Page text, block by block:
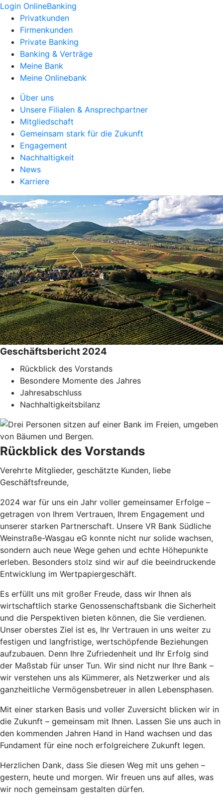
Login OnlineBanking
Privatkunden
Firmenkunden
Private Banking
Banking & Verträge
Meine Bank
Meine Onlinebank
Über uns
Unsere Filialen & Ansprechpartner
Mitgliedschaft
Gemeinsam stark für die Zukunft
Engagement
Nachhaltigkeit
News
Karriere
Geschäftsbericht 2024
Rückblick des Vorstands
Besondere Momente des Jahres
Jahresabschluss
Nachhaltigkeitsbilanz
Rückblick des Vorstands
Verehrte Mitglieder, geschätzte Kunden, liebe
Geschäftsfreunde,
2024 war für uns ein Jahr voller gemeinsamer Erfolge –
getragen von Ihrem Vertrauen, Ihrem Engagement und
unserer starken Partnerschaft. Unsere VR Bank Südliche
Weinstraße-Wasgau eG konnte nicht nur solide wachsen,
sondern auch neue Wege gehen und echte Höhepunkte
erleben. Besonders stolz sind wir auf die beeindruckende
Entwicklung im Wertpapiergeschäft.
Es erfüllt uns mit großer Freude, dass wir Ihnen als
wirtschaftlich starke Genossenschaftsbank die Sicherheit
und die Perspektiven bieten können, die Sie verdienen.
Unser oberstes Ziel ist es, Ihr Vertrauen in uns weiter zu
festigen und langfristige, wertschöpfende Beziehungen
aufzubauen. Denn Ihre Zufriedenheit und Ihr Erfolg sind
der Maßstab für unser Tun. Wir sind nicht nur Ihre Bank –
wir verstehen uns als Kümmerer, als Netzwerker und als
ganzheitliche Vermögensbetreuer in allen Lebensphasen.
Mit einer starken Basis und voller Zuversicht blicken wir in
die Zukunft – gemeinsam mit Ihnen. Lassen Sie uns auch in
den kommenden Jahren Hand in Hand wachsen und das
Fundament für eine noch erfolgreichere Zukunft legen.
Herzlichen Dank, dass Sie diesen Weg mit uns gehen –
gestern, heute und morgen. Wir freuen uns auf alles, was
wir noch gemeinsam gestalten dürfen.